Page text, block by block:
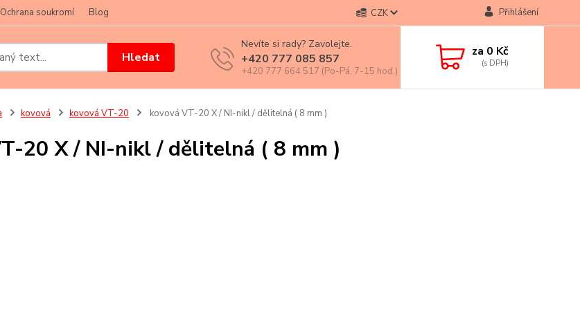
Ochrana soukromí Blog CZK Přihlášení
Hledat
Nevíte si rady? Zavolejte.
+420 777 085 857
+420 777 664 517 (Po-Pá, 7-15 hod.)
za 0 Kč
kovová kovová VT-20 kovová VT-20 X / NI-nikl / dělitelná ( 8 mm )
20 X / NI-nikl / dělitelná ( 8 mm )